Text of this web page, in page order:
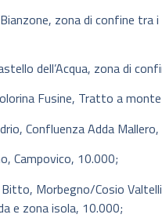
zona di confine tra i
dell’Acqua, zona di
Fusine, Tratto a
Confluenza Adda
Campovico, 10.000;
Morbegno/Cosio
e zona isola, 10.000;